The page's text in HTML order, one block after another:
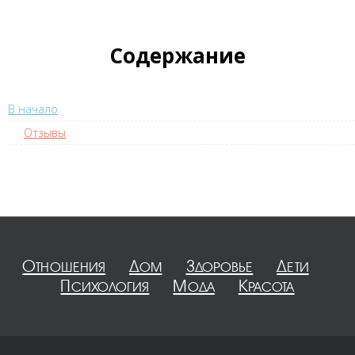
Содержание
В начало
Отзывы
Отношения Дом Здоровье
Дети
Психология
Мода Красота